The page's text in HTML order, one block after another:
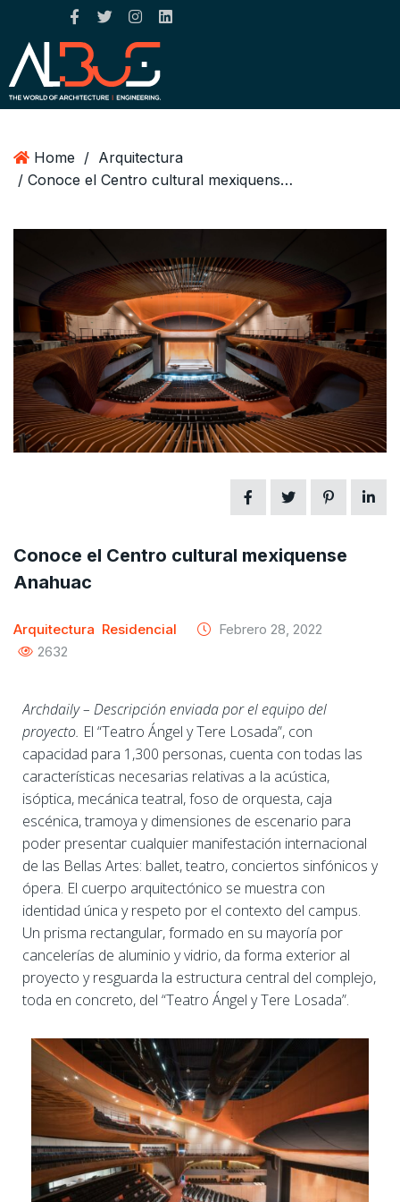
Home / Arquitectura
/ Conoce el Centro cultural mexiquense Anahuac
Conoce el Centro cultural mexiquense
Anahuac
Arquitectura Residencial
Febrero 28, 2022
2632
Archdaily – Descripción enviada por el equipo del
proyecto. El “Teatro Ángel y Tere Losada”, con
capacidad para 1,300 personas, cuenta con todas las
características necesarias relativas a la acústica,
isóptica, mecánica teatral, foso de orquesta, caja
escénica, tramoya y dimensiones de escenario para
poder presentar cualquier manifestación internacional
de las Bellas Artes: ballet, teatro, conciertos sinfónicos y
ópera. El cuerpo arquitectónico se muestra con
identidad única y respeto por el contexto del campus.
Un prisma rectangular, formado en su mayoría por
cancelerías de aluminio y vidrio, da forma exterior al
proyecto y resguarda la estructura central del complejo,
toda en concreto, del “Teatro Ángel y Tere Losada”.